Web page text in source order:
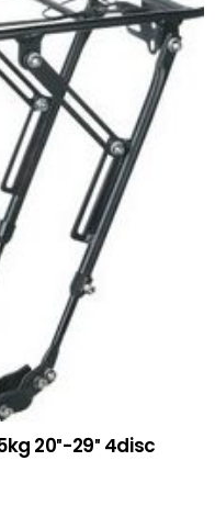
20″-29″ 4disc